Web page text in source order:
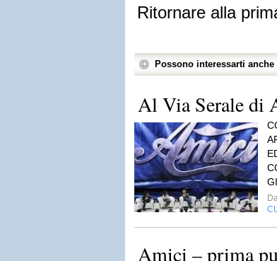
Ritornare alla
Possono interessarti
Al Via Serale di
Amici – prima